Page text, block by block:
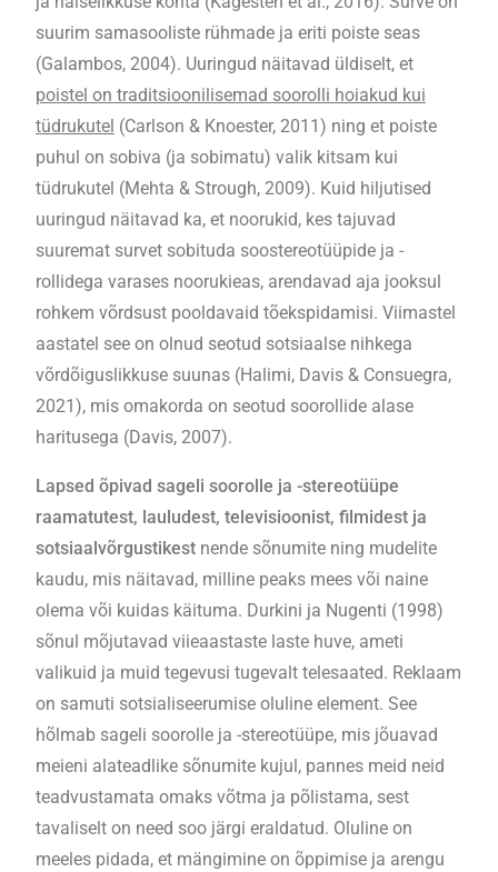
suurim samasooliste rühmade ja eriti poiste seas
(Galambos, 2004). Uuringud näitavad üldiselt, et
poistel on traditsioonilisemad soorolli hoiakud kui
tüdrukutel (Carlson & Knoester, 2011) ning et poiste
puhul on sobiva (ja sobimatu) valik kitsam kui
tüdrukutel (Mehta & Strough, 2009). Kuid hiljutised
uuringud näitavad ka, et noorukid, kes tajuvad
suuremat survet sobituda soostereotüüpide ja -
rollidega varases noorukieas, arendavad aja jooksul
rohkem võrdsust pooldavaid tõekspidamisi. Viimastel
aastatel see on olnud seotud sotsiaalse nihkega
võrdõiguslikkuse suunas (Halimi, Davis & Consuegra,
2021), mis omakorda on seotud soorollide alase
haritusega (Davis, 2007).
Lapsed õpivad sageli soorolle ja -stereotüüpe
raamatutest, lauludest, televisioonist, filmidest ja
sotsiaalvõrgustikest nende sõnumite ning mudelite
kaudu, mis näitavad, milline peaks mees või naine
olema või kuidas käituma. Durkini ja Nugenti (1998)
sõnul mõjutavad viieaastaste laste huve, ameti
valikuid ja muid tegevusi tugevalt telesaated. Reklaam
on samuti sotsialiseerumise oluline element. See
hõlmab sageli soorolle ja -stereotüüpe, mis jõuavad
meieni alateadlike sõnumite kujul, pannes meid neid
teadvustamata omaks võtma ja põlistama, sest
tavaliselt on need soo järgi eraldatud. Oluline on
meeles pidada, et mängimine on õppimise ja arengu